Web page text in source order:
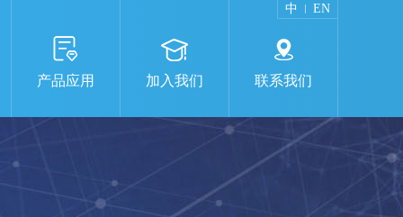
产品应用 加入我们 联系我们
中 EN